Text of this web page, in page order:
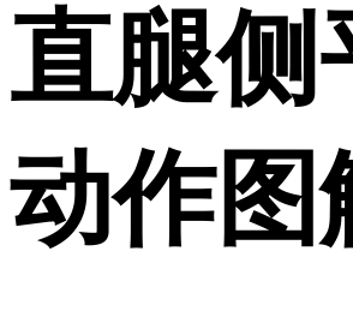
直腿侧
动作图